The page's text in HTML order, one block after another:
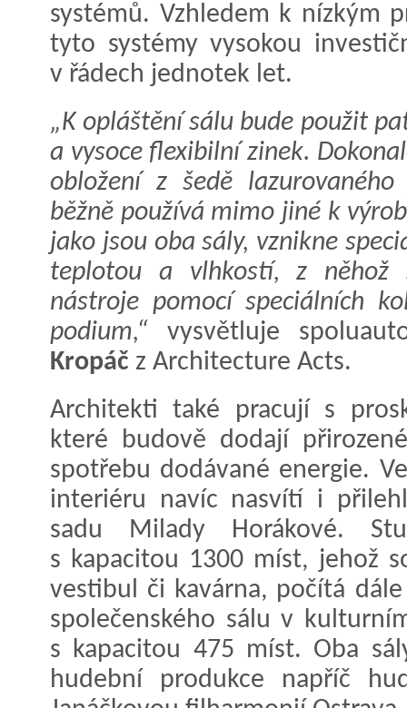
systémů. Vzhledem k nízkým
tyto systémy vysokou
v řádech jednotek let.
„K opláštění sálu bude použit
a vysoce flexibilní zinek.
obložení z šedě
běžně používá mimo jiné k
jako jsou oba sály, vznikne
teplotou a vlhkostí, z něhož
nástroje pomocí speciálních
podium,“ vysvětluje
Kropáč z Architecture Acts.
Architekti také pracují s
které budově dodají
spotřebu dodávané energie.
interiéru navíc nasvítí i
sadu Milady Horákové.
s kapacitou 1300 míst, jehož
vestibul či kavárna, počítá
společenského sálu v
s kapacitou 475 míst. Oba
hudební produkce napříč